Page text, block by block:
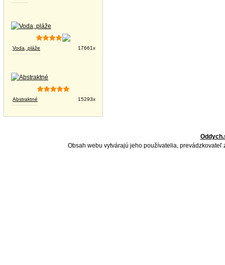
Voda, pláže 17661x
Abstraktné 15293x
Obsah webu vytvárajú jeho používatelia,